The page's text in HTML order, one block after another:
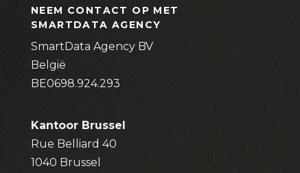
NEEM CONTACT OP MET
SMARTDATA AGENCY
SmartData Agency BV
België
BE0698.924.293
Kantoor Brussel
Rue Belliard 40
1040 Brussel